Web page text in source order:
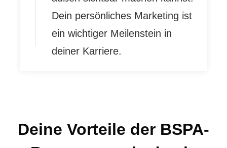
Dein persönliches Marketing ist
ein wichtiger Meilenstein in
deiner Karriere.
Deine Vorteile der BSPA-